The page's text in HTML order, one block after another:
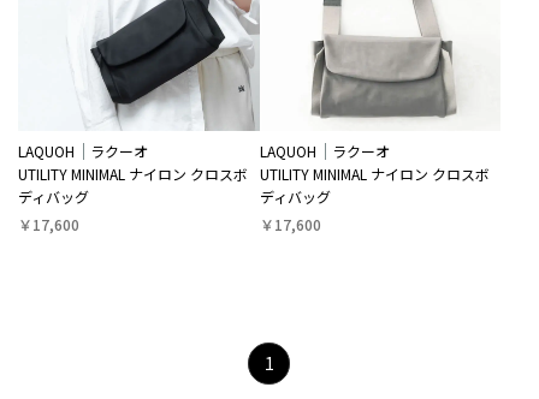
LAQUOH
ラクーオ
UTILITY MINIMAL ナイロン クロスボ
ディバッグ
￥17,600
LAQUOH
ラクーオ
UTILITY MINIMAL ナイロン クロスボ
ディバッグ
￥17,600
1